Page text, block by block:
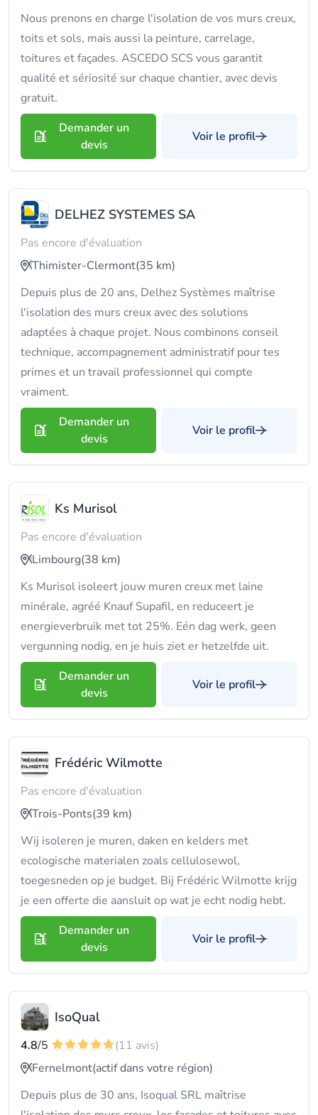
Nous prenons en charge l'isolation de vos murs creux,
toits et sols, mais aussi la peinture, carrelage,
toitures et façades. ASCEDO SCS vous garantit
qualité et sériosité sur chaque chantier, avec devis
gratuit.
Demander un
devis
Voir le profil
DELHEZ SYSTEMES SA
Pas encore d'évaluation
Thimister-Clermont(35 km)
Depuis plus de 20 ans, Delhez Systèmes maîtrise
l'isolation des murs creux avec des solutions
adaptées à chaque projet. Nous combinons conseil
technique, accompagnement administratif pour tes
primes et un travail professionnel qui compte
vraiment.
Demander un
devis
Voir le profil
Ks Murisol
Pas encore d'évaluation
Limbourg(38 km)
Ks Murisol isoleert jouw muren creux met laine
minérale, agréé Knauf Supafil, en reduceert je
energieverbruik met tot 25%. Eén dag werk, geen
vergunning nodig, en je huis ziet er hetzelfde uit.
Demander un
devis
Voir le profil
Frédéric Wilmotte
Pas encore d'évaluation
Trois-Ponts(39 km)
Wij isoleren je muren, daken en kelders met
ecologische materialen zoals cellulosewol,
toegesneden op je budget. Bij Frédéric Wilmotte krijg
je een offerte die aansluit op wat je echt nodig hebt.
Demander un
devis
Voir le profil
IsoQual
4.8/5
(11 avis)
Fernelmont(actif dans votre région)
Depuis plus de 30 ans, Isoqual SRL maîtrise